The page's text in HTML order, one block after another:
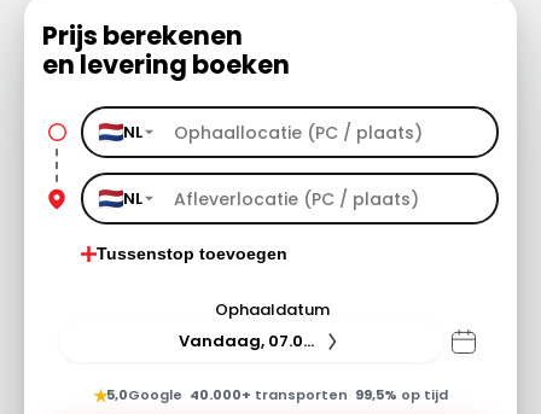
Prijs berekenen
en levering boeken
NL
NL
Tussenstop toevoegen
Ophaaldatum
Vandaag, 07.08.26
★5,0Google· 40.000+ transporten· 99,5% op tijd